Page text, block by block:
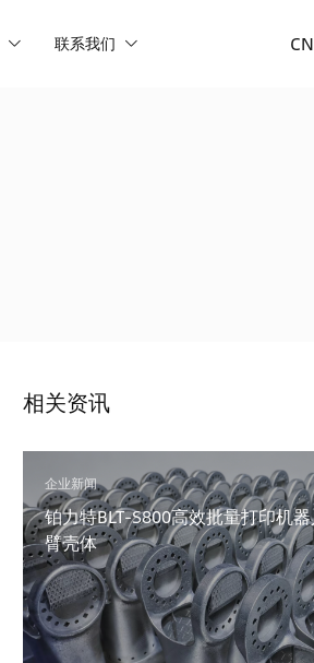
联系我们 CN
相关资讯
企业新闻
铂力特BLT-S800高效批量打印机
臂壳体